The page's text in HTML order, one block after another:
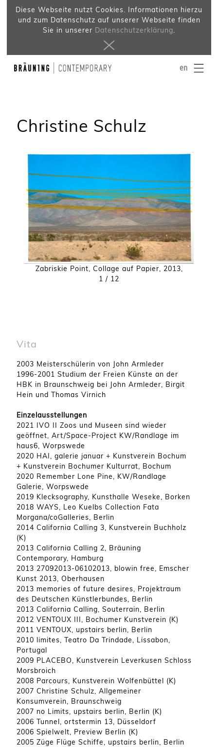
Diese Webseite nutzt Cookies. Informationen hierzu
und zum Datenschutz auf unserer Webseite finden
Sie in unserer Datenschutzerklärung.
en
Christine Schulz
Zabriskie Point, Collage auf Papier, 2013,
1 / 12
Vita
2003 Meisterschülerin von John Armleder
1996-2001 Studium der Freien Künste an der
HBK in Braunschweig bei John Armleder, Birgit
Hein und Thomas Virnich
Einzelausstellungen
2021 IVO II Zoos und Museen sind wieder
geöffnet, Art/Space-Project KW/Randlage im
haus6, Worpswede
2020 HAI, galerie januar + Kunstverein Bochum
+ Kunstverein Bochumer Kulturrat, Bochum
2020 Remember Lone Pine, KW/Randlage
Galerie, Worpswede
2019 Klecksography, Kunsthalle Weseke, Borken
2018 WAYS, Leo Kuelbs Collection Fata
Morgana/coGalleries, Berlin
2014 California Calling 3, Kunstverein Buchholz
(K)
2013 California Calling 2, Bräuning
Contemporary, Hamburg
2013 27092013-06102013, blowin free, Emscher
Kunst 2013, Oberhausen
2013 memories of future desires, Projektraum
des Deutschen Künstlerbundes, Berlin
2013 California Calling, Souterrain, Berlin
2012 VENTOUX III, Bochumer Kunstverein (K)
2011 VENTOUX, upstairs berlin, Berlin
2010 limites, Teatro Da Trindade, Lissabon,
Portugal
2009 PLACEBO, Kunstverein Leverkusen Schloss
Morsbroich
2008 Parcours, Kunstverein Wolfenbüttel (K)
2007 Christine Schulz, Allgemeiner
Konsumverein, Braunschweig
2007 no Limits, upstairs berlin, Berlin (K)
2006 Tunnel, ortstermin 13, Düsseldorf
2006 Spielwelt, Preview Berlin (K)
2005 Züge Flüge Schiffe, upstairs berlin, Berlin